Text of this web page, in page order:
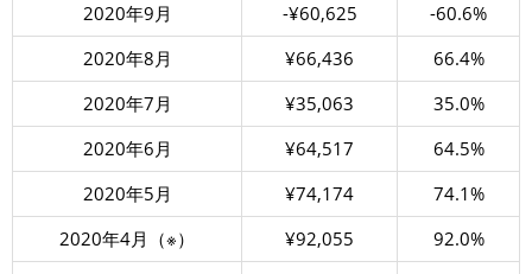
2020年9月
-¥60,625
-60.6%
2020年8月
¥66,436
66.4%
2020年7月
¥35,063
35.0%
2020年6月
¥64,517
64.5%
2020年5月
¥74,174
74.1%
2020年4月（※）
¥92,055
92.0%